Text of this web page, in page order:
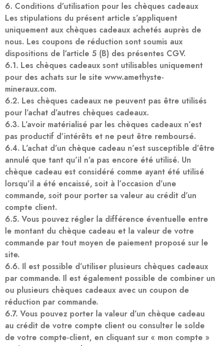
6. Conditions d’utilisation pour les chèques cadeaux
Les stipulations du présent article s’appliquent
uniquement aux chèques cadeaux achetés auprès de
nous. Les coupons de réduction sont soumis aux
dispositions de l’article 5 (B) des présentes CGV.
6.1. Les chèques cadeaux sont utilisables uniquement
pour des achats sur le site www.amethyste-
mineraux.com.
6.2. Les chèques cadeaux ne peuvent pas être utilisés
pour l’achat d’autres chèques cadeaux.
6.3. L’avoir matérialisé par les chèques cadeaux n’est
pas productif d’intérêts et ne peut être remboursé.
6.4. L’achat d’un chèque cadeau n’est susceptible d’être
annulé que tant qu’il n’a pas encore été utilisé. Un
chèque cadeau est considéré comme ayant été utilisé
lorsqu’il a été encaissé, soit à l’occasion d’une
commande, soit pour porter sa valeur au crédit d’un
compte client.
6.5. Vous pouvez régler la différence éventuelle entre
le montant du chèque cadeau et la valeur de votre
commande par tout moyen de paiement proposé sur le
site.
6.6. Il est possible d’utiliser plusieurs chèques cadeaux
par commande. Il est également possible de combiner un
ou plusieurs chèques cadeaux avec un coupon de
réduction par commande.
6.7. Vous pouvez porter la valeur d’un chèque cadeau
au crédit de votre compte client ou consulter le solde
de votre compte-client, en cliquant sur « mon compte »